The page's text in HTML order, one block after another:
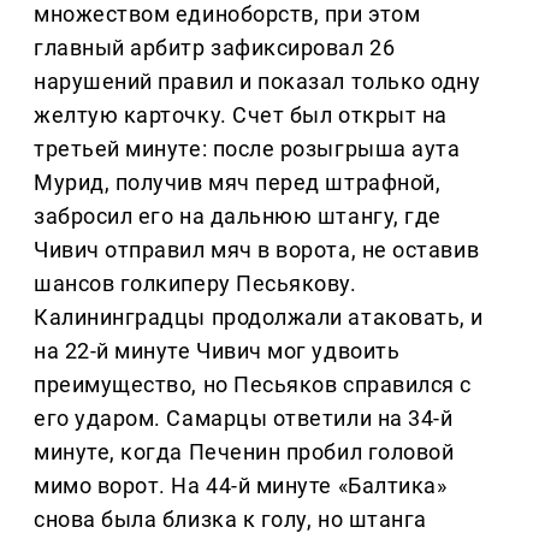
множеством единоборств, при этом
главный арбитр зафиксировал 26
нарушений правил и показал только одну
желтую карточку. Счет был открыт на
третьей минуте: после розыгрыша аута
Мурид, получив мяч перед штрафной,
забросил его на дальнюю штангу, где
Чивич отправил мяч в ворота, не оставив
шансов голкиперу Песьякову.
Калининградцы продолжали атаковать, и
на 22-й минуте Чивич мог удвоить
преимущество, но Песьяков справился с
его ударом. Самарцы ответили на 34-й
минуте, когда Печенин пробил головой
мимо ворот. На 44-й минуте «Балтика»
снова была близка к голу, но штанга